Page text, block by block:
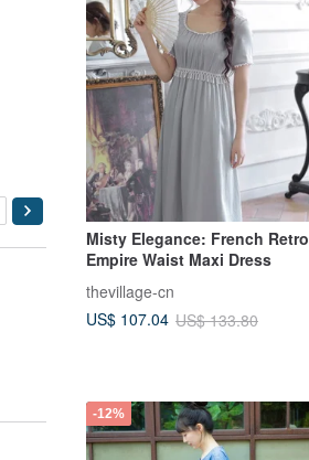
Misty Elegance: French Retro
Empire Waist Maxi Dress
thevillage-cn
US$ 107.04 US$ 133.80
-12%